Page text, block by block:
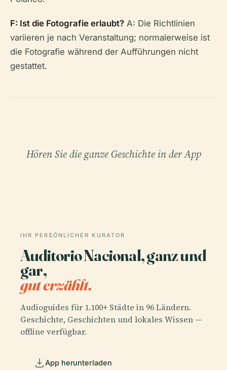
F: Ist die Fotografie erlaubt? A: Die Richtlinien
variieren je nach Veranstaltung; normalerweise ist
die Fotografie während der Aufführungen nicht
gestattet.
Hören Sie die ganze Geschichte in der App
IHR PERSÖNLICHER KURATOR
Auditorio Nacional, ganz und
gar,
gut erzählt.
Audioguides für 1.100+ Städte in 96 Ländern.
Geschichte, Geschichten und lokales Wissen —
offline verfügbar.
App herunterladen